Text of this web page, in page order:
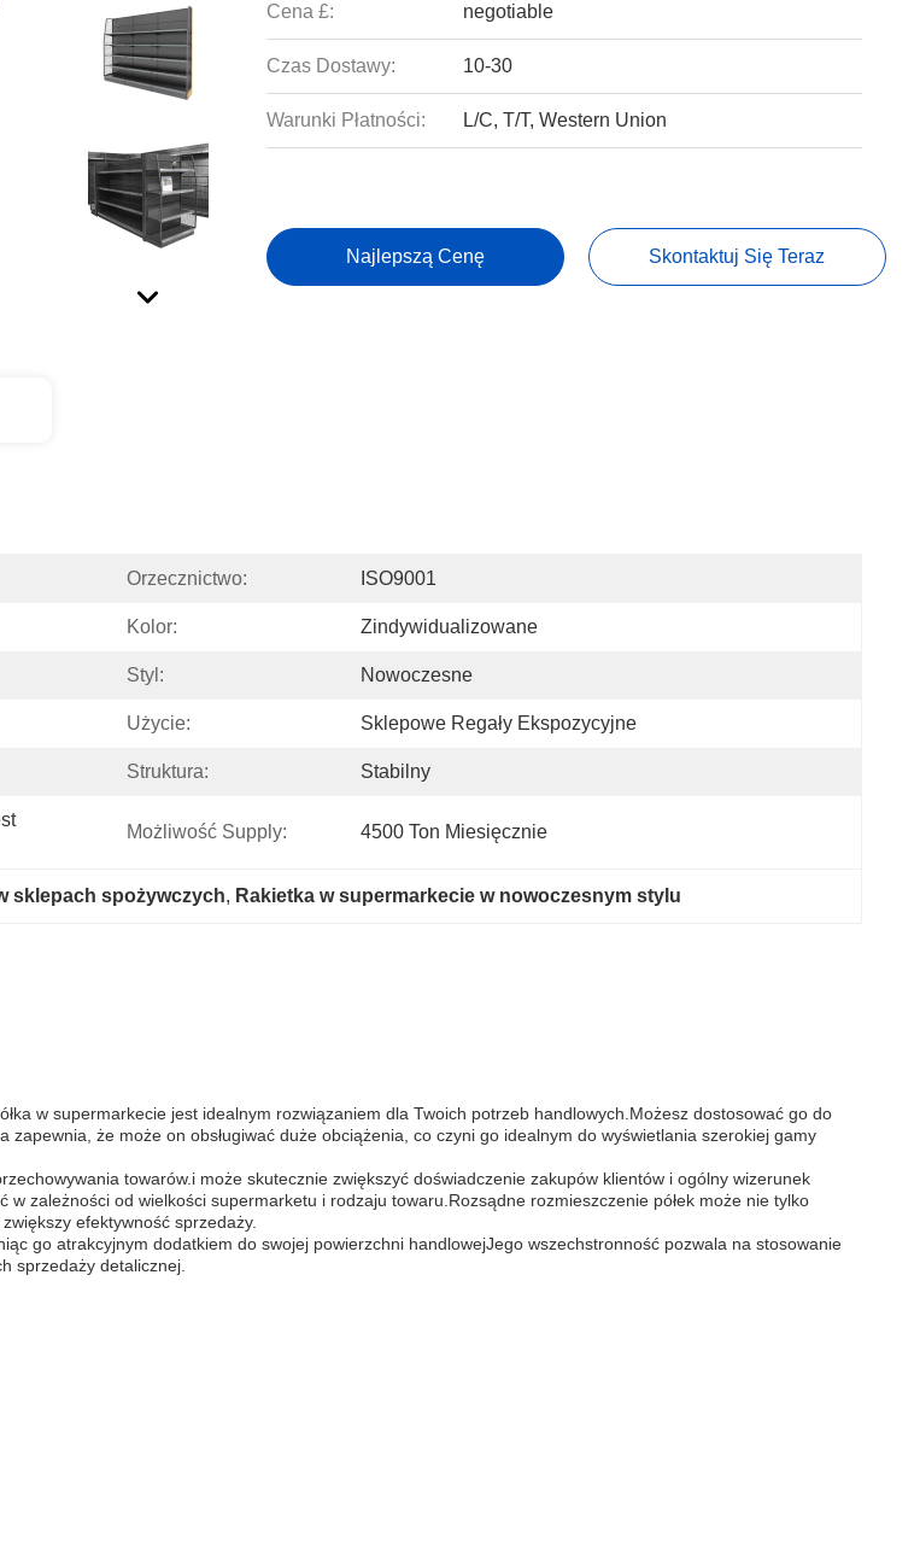
Cena £: negotiable
Czas Dostawy: 10-30
Warunki Płatności: L/C, T/T, Western Union
Najlepszą Cenę Skontaktuj Się Teraz
Orzecznictwo: ISO9001
Kolor: Zindywidualizowane
Styl: Nowoczesne
Użycie: Sklepowe Regały Ekspozycyjne
Struktura: Stabilny
Możliwość Supply: 4500 Ton Miesięcznie
sklepach spożywczych, Rakietka w supermarkecie w nowoczesnym stylu
w supermarkecie jest idealnym rozwiązaniem dla Twoich potrzeb handlowych.Możesz dostosować go do
że może on obsługiwać duże obciążenia, co czyni go idealnym do wyświetlania szerokiej gamy
towarów.i może skutecznie zwiększyć doświadczenie zakupów klientów i ogólny wizerunek
zależności od wielkości supermarketu i rodzaju towaru.Rozsądne rozmieszczenie półek może nie tylko
efektywność sprzedaży.
go atrakcyjnym dodatkiem do swojej powierzchni handlowejJego wszechstronność pozwala na stosowanie
sprzedaży detalicznej.